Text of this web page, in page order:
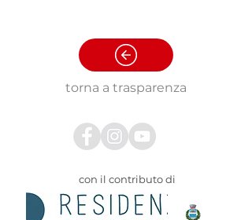
torna a trasparenza
con il contributo di